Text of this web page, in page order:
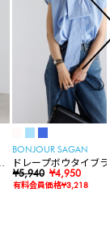
BONJOUR SAGAN
ドレープボウタイブ
ス
¥5,940 ¥4,950
有料会員価格¥3,218